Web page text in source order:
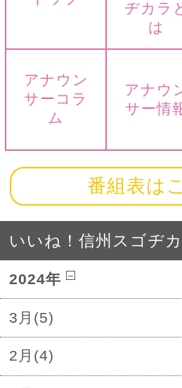
ヂカラ
は
アナウン
サーコラ
ム
アナウ
サー情
番組表は
いいね！信州スゴヂ
2024年
3月(5)
2月(4)